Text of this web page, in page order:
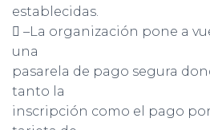
establecidas.
 –La organización pone a
una
pasarela de pago segura
tanto la
inscripción como el pago